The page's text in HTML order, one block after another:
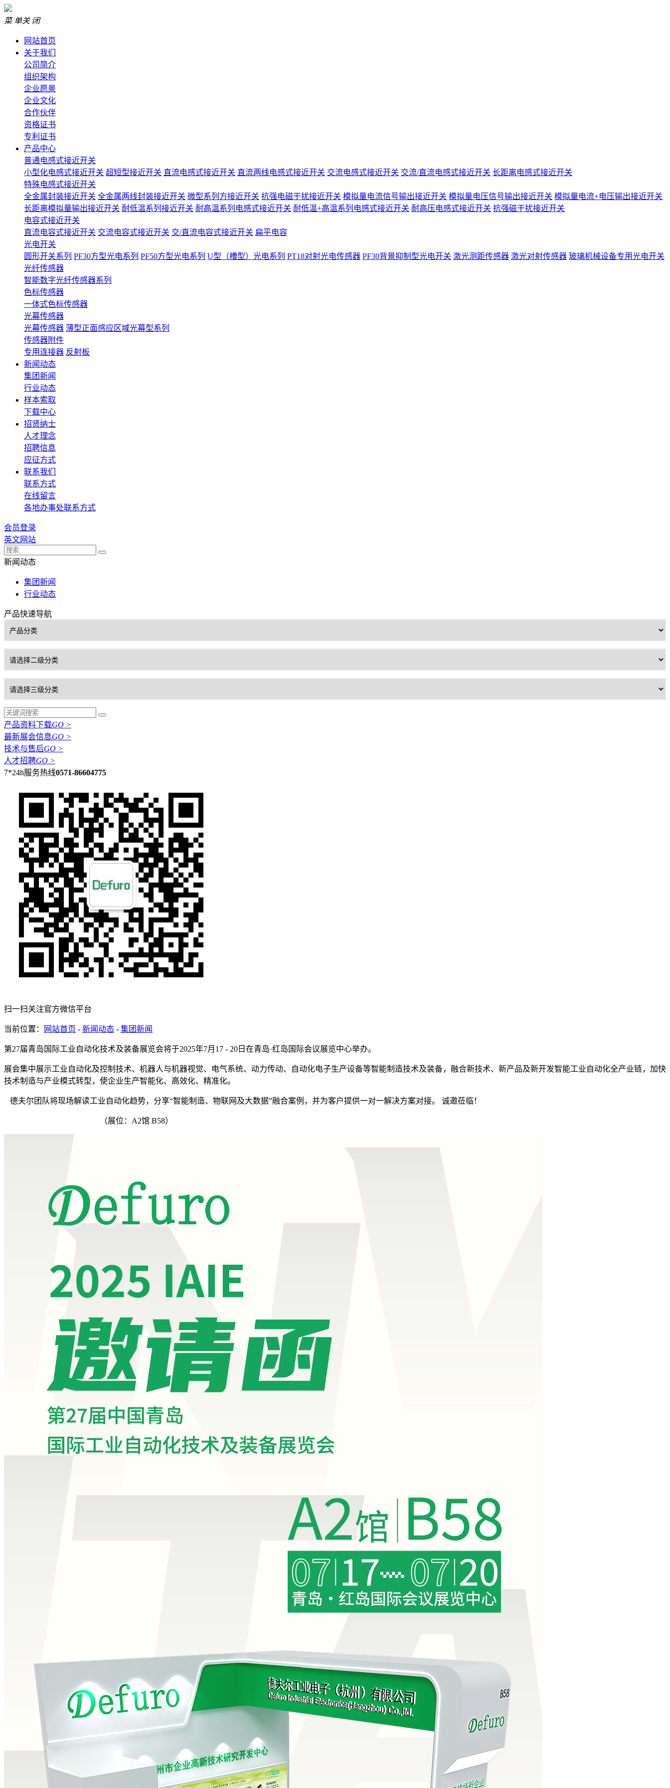
菜 单关 闭
网站首页
关于我们
公司简介
组织架构
企业愿景
企业文化
合作伙伴
资格证书
专利证书
产品中心
普通电感式接近开关
小型化电感式接近开关 超短型接近开关 直流电感式接近开关 直流两线电感式接近开关 交流电感式接近开关 交流/直流电感式接近开关 长距离电感式接近开关
特殊电感式接近开关
全金属封装接近开关 全金属两线封装接近开关 微型系列方接近开关 抗强电磁干扰接近开关 模拟量电流信号输出接近开关 模拟量电压信号输出接近开关 模拟量电流+电压输出接近开关
长距离模拟量输出接近开关 耐低温系列接近开关 耐高温系列电感式接近开关 耐低温+高温系列电感式接近开关 耐高压电感式接近开关 抗强磁干扰接近开关
电容式接近开关
直流电容式接近开关 交流电容式接近开关 交/直流电容式接近开关 扁平电容
光电开关
圆形开关系列 PF30方型光电系列 PF50方型光电系列 U型（槽型）光电系列 PT18对射光电传感器 PF30背景抑制型光电开关 激光测距传感器 激光对射传感器 玻璃机械设备专用光电开关
光纤传感器
智能数字光纤传感器系列
色标传感器
一体式色标传感器
光幕传感器
光幕传感器 薄型正⾯感应区域光幕型系列
传感器附件
专用连接器 反射板
新闻动态
集团新闻
行业动态
样本索取
下载中心
招贤纳士
人才理念
招聘信息
应征方式
联系我们
联系方式
在线留言
各地办事处联系方式
会员登录
英文网站
新闻动态
集团新闻
行业动态
产品快速导航
产品资料下载GO >
最新展会信息GO >
技术与售后GO >
人才招聘GO >
7*24h服务热线0571-86604775
扫一扫关注官方微信平台
当前位置： 网站首页 - 新闻动态 - 集团新闻
第27届青岛国际工业自动化技术及装备展览会将于2025年7月17 - 20日在青岛·红岛国际会议展览中心举办。
展会集中展示工业自动化及控制技术、机器人与机器视觉、电气系统、动力传动、自动化电子生产设备等智能制造技术及装备，融合新技术、新产品及新开发智能工业自动化全产业链，加快
技术制造与产业模式转型，使企业生产智能化、高效化、精准化。
德夫尔团队将现场解读工业自动化趋势，分享“智能制造、物联网及大数据”融合案例，并为客户提供一对一解决方案对接。 诚邀莅临！
（展位：A2馆 B58）